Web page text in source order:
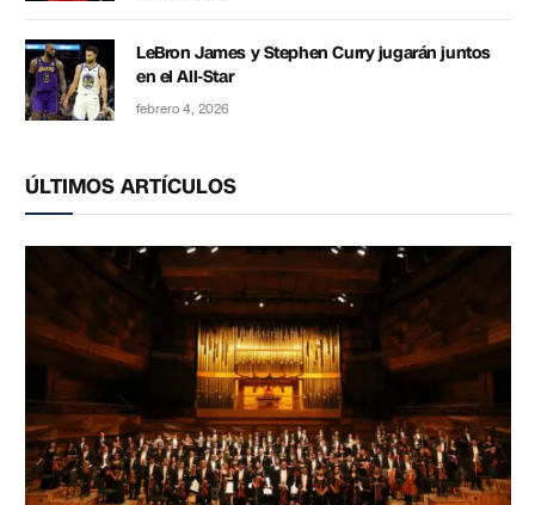
LeBron James y Stephen Curry jugarán juntos
en el All-Star
febrero 4, 2026
ÚLTIMOS ARTÍCULOS